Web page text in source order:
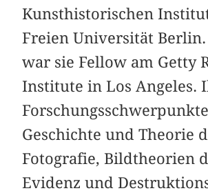
Kunsthistorischen
Freien Universität Berlin.
war sie Fellow am Getty
Institute in Los Angeles.
Geschichte und Theorie
Fotografie, Bildtheorien
Evidenz und